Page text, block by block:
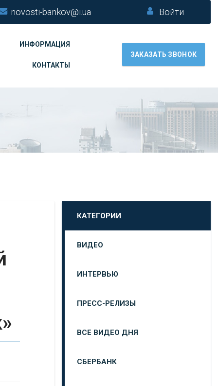
novosti-bankov@i.ua Войти
ИНФОРМАЦИЯ
КОНТАКТЫ
ЗАКАЗАТЬ ЗВОНОК
КАТЕГОРИИ
ВИДЕО
ИНТЕРВЬЮ
ПРЕСС-РЕЛИЗЫ
ВСЕ ВИДЕО ДНЯ
СБЕРБАНК